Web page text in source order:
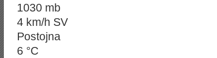
1030 mb
4 km/h SV
Postojna
6 °C